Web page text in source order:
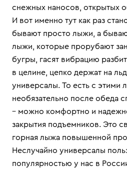
снежных наносов, открытых
И вот именно тут как раз
бывают просто лыжи, а
лыжи, которые прорубают
бугры, гасят вибрацию
в целине, цепко держат на
универсалы. То есть с
необязательно после обеда
– можно комфортно и
закрытия подъемников. Это
горная лыжа повышенной
Неслучайно универсалы
популярностью у нас в